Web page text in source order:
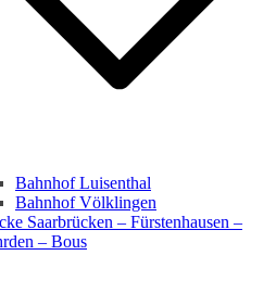
Bahnhof Luisenthal
Bahnhof Völklingen
Saarbrücken – Fürstenhausen –
– Bous